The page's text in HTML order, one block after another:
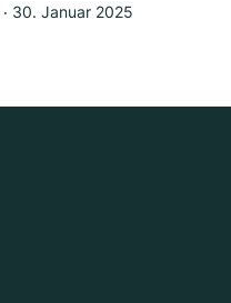
‧ 30. Januar 2025